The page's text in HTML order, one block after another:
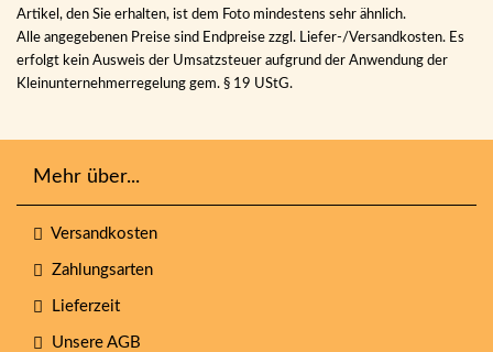
Artikel, den Sie erhalten, ist dem Foto mindestens sehr ähnlich.
Alle angegebenen Preise sind Endpreise zzgl. Liefer-/Versandkosten. Es
erfolgt kein Ausweis der Umsatzsteuer aufgrund der Anwendung der
Kleinunternehmerregelung gem. § 19 UStG.
Mehr über...
Versandkosten
Zahlungsarten
Lieferzeit
Unsere AGB